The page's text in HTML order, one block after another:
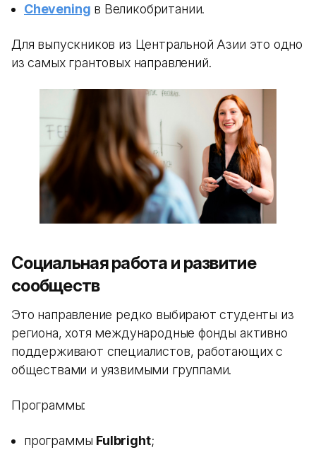
Chevening в Великобритании.
Для выпускников из Центральной Азии это одно
из самых грантовых направлений.
Социальная работа и развитие
сообществ
Это направление редко выбирают студенты из
региона, хотя международные фонды активно
поддерживают специалистов, работающих с
обществами и уязвимыми группами.
Программы:
программы Fulbright;